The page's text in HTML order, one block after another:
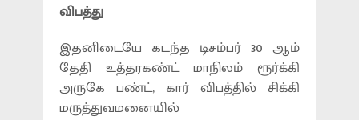
விபத்து
இதனிடையே கடந்த டிசம்பர் 30 ஆம்
தேதி உத்தரகண்ட் மாநிலம் ரூர்க்கி
அருகே பண்ட், கார் விபத்தில் சிக்கி
மருத்துவமனையில்